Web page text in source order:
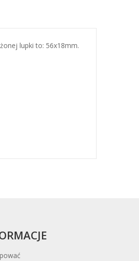
lupki to: 56x18mm.